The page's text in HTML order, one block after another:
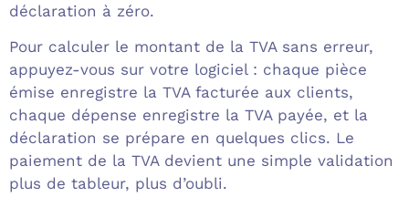
déclaration à zéro.
Pour calculer le montant de la TVA sans erreur,
appuyez-vous sur votre logiciel : chaque pièce
émise enregistre la TVA facturée aux clients,
chaque dépense enregistre la TVA payée, et la
déclaration se prépare en quelques clics. Le
paiement de la TVA devient une simple validation
plus de tableur, plus d’oubli.